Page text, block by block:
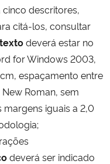
descritores,
citá-los, consultar
textodeverá estar no
for Windows 2003,
espaçamento entre
Roman, sem
iguais a 2,0
deverá ser indicado